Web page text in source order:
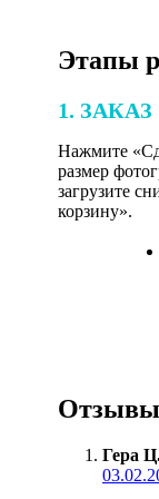
Этапы
1. ЗАКАЗ
Нажмите
размер
загрузите
корзину».
Отзывы
Гера